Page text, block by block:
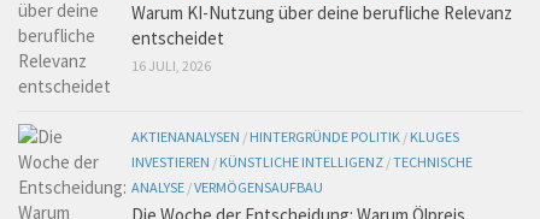
Warum KI-Nutzung über deine berufliche Relevanz
entscheidet
16 JULI, 2026
AKTIENANALYSEN / HINTERGRÜNDE POLITIK / KLUGES
INVESTIEREN / KÜNSTLICHE INTELLIGENZ /TECHNISCHE
ANALYSE /VERMÖGENSAUFBAU